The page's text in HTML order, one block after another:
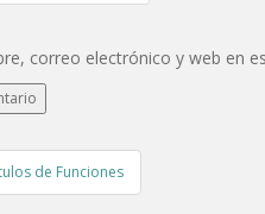
correo electrónico y web en
de Funciones